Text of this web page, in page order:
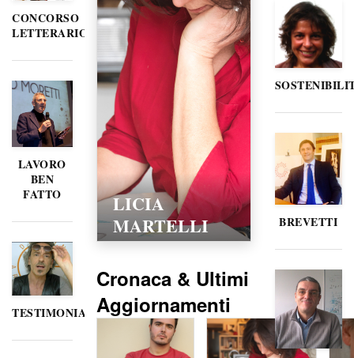
CONCORSO
LETTERARIO
LAVORO
BEN
FATTO
TESTIMONIANZE
LICIA
MARTELLI
Cronaca & Ultimi
Aggiornamenti
BREVETTI